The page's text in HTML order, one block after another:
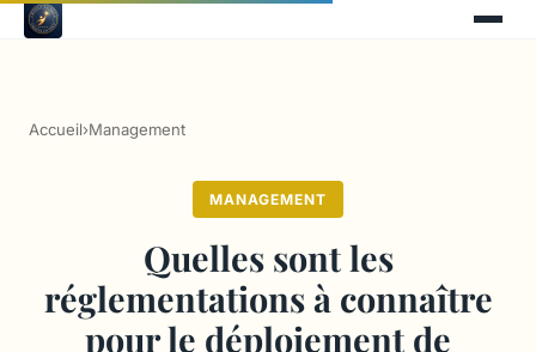
Accueil›Management
MANAGEMENT
Quelles sont les
réglementations à connaître
pour le déploiement de